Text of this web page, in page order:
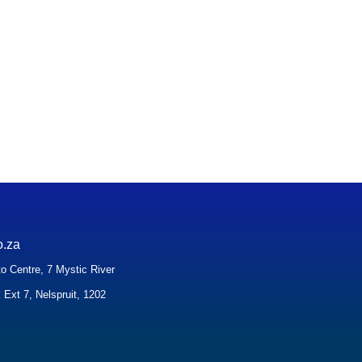
Centre, 7 Mystic River
Ext 7, Nelspruit, 1202